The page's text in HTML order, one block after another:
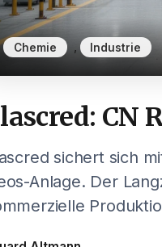
Chemie , Industrie
CN
sichert sich
Anlage. Der